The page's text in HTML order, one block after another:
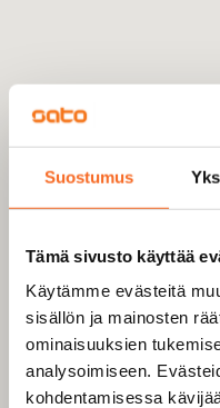
Suostumus
Tämä sivusto käyttää
Käytämme evästeitä
sisällön ja mainosten
ominaisuuksien
analysoimiseen.
kohdentamisessa